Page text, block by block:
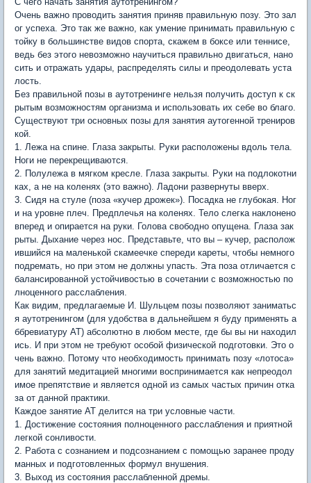
Очень важно проводить занятия приняв правильную позу. Это зал
ог успеха. Это так же важно, как умение принимать правильную с
тойку в большинстве видов спорта, скажем в боксе или теннисе,
ведь без этого невозможно научиться правильно двигаться, нано
сить и отражать удары, распределять силы и преодолевать уста
лость.
Без правильной позы в аутотренинге нельзя получить доступ к ск
рытым возможностям организма и использовать их себе во благо.
Существуют три основных позы для занятия аутогенной трениров
кой.
1. Лежа на спине. Глаза закрыты. Руки расположены вдоль тела.
Ноги не перекрещиваются.
2. Полулежа в мягком кресле. Глаза закрыты. Руки на подлокотни
ках, а не на коленях (это важно). Ладони развернуты вверх.
3. Сидя на стуле (поза «кучер дрожек»). Посадка не глубокая. Ног
и на уровне плеч. Предплечья на коленях. Тело слегка наклонено
вперед и опирается на руки. Голова свободно опущена. Глаза зак
рыты. Дыхание через нос. Представьте, что вы – кучер, располож
ившийся на маленькой скамеечке спереди кареты, чтобы немного
подремать, но при этом не должны упасть. Эта поза отличается с
балансированной устойчивостью в сочетании с возможностью по
лноценного расслабления.
Как видим, предлагаемые И. Шульцем позы позволяют заниматьс
я аутотренингом (для удобства в дальнейшем я буду применять а
ббревиатуру АТ) абсолютно в любом месте, где бы вы ни находил
ись. И при этом не требуют особой физической подготовки. Это о
чень важно. Потому что необходимость принимать позу «лотоса»
для занятий медитацией многими воспринимается как непреодол
имое препятствие и является одной из самых частых причин отка
за от данной практики.
Каждое занятие АТ делится на три условные части.
1. Достижение состояния полноценного расслабления и приятной
легкой сонливости.
2. Работа с сознанием и подсознанием с помощью заранее проду
манных и подготовленных формул внушения.
3. Выход из состояния расслабленной дремы.